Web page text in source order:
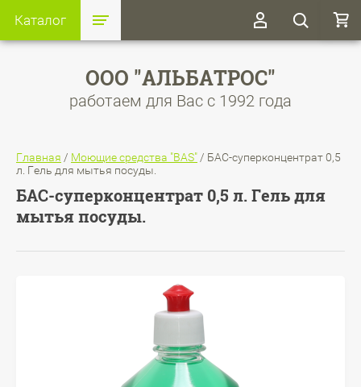
Каталог
ООО "АЛЬБАТРОС"
работаем для Вас с 1992 года
Главная / Моющие средства "BAS" / БАС-суперконцентрат 0,5
л. Гель для мытья посуды.
БАС-суперконцентрат 0,5 л. Гель для
мытья посуды.